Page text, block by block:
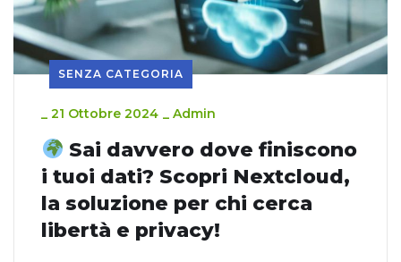
SENZA CATEGORIA
_ 21 Ottobre 2024 _ Admin
Sai davvero dove finiscono
i tuoi dati? Scopri Nextcloud,
la soluzione per chi cerca
libertà e privacy!